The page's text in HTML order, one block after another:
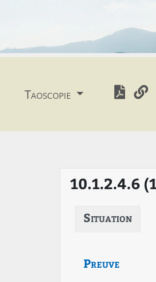
Taoscopie
10.1.2.4.6
Situation
Preuve